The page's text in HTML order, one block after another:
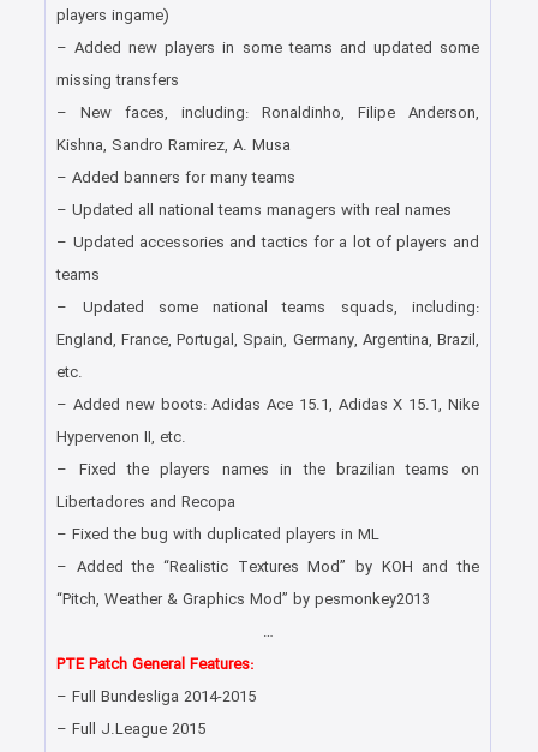
players ingame)
– Added new players in some teams and updated some
missing transfers
– New faces, including: Ronaldinho, Filipe Anderson,
Kishna, Sandro Ramirez, A. Musa
– Added banners for many teams
– Updated all national teams managers with real names
– Updated accessories and tactics for a lot of players and
teams
– Updated some national teams squads, including:
England, France, Portugal, Spain, Germany, Argentina, Brazil,
etc.
– Added new boots: Adidas Ace 15.1, Adidas X 15.1, Nike
Hypervenon II, etc.
– Fixed the players names in the brazilian teams on
Libertadores and Recopa
– Fixed the bug with duplicated players in ML
– Added the “Realistic Textures Mod” by KOH and the
“Pitch, Weather & Graphics Mod” by pesmonkey2013
…
PTE Patch General Features:
– Full Bundesliga 2014-2015
– Full J.League 2015